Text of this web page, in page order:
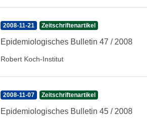
2008-11-21 Zeitschriftenartikel
Epidemiologisches Bulletin 47 / 2008
Robert Koch-Institut
2008-11-07 Zeitschriftenartikel
Epidemiologisches Bulletin 45 / 2008